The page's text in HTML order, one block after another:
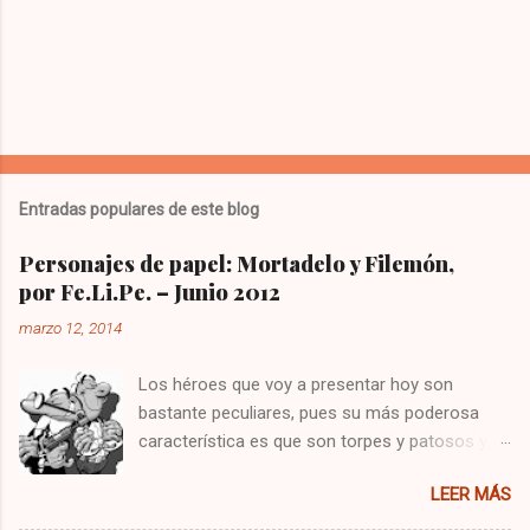
Entradas populares de este blog
Personajes de papel: Mortadelo y Filemón,
por Fe.Li.Pe. – Junio 2012
marzo 12, 2014
Los héroes que voy a presentar hoy son
bastante peculiares, pues su más poderosa
característica es que son torpes y patosos y
correrías. Ambos nacieron sobre 1958, lucen
LEER MÁS